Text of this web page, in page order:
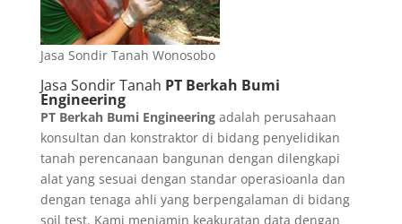
Jasa Sondir Tanah Wonosobo
Jasa Sondir Tanah PT Berkah Bumi
Engineering
PT Berkah Bumi Engineeringadalah perusahaan
konsultan dan konstraktor di bidang penyelidikan
tanah perencanaan bangunan dengan dilengkapi
alat yang sesuai dengan standar operasioanla dan
dengan tenaga ahli yang berpengalaman di bidang
soil test. Kami menjamin keakuratan data dengan